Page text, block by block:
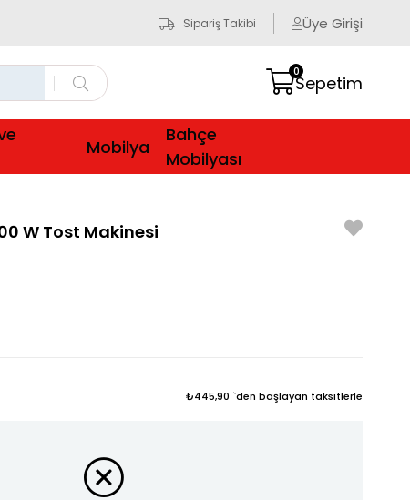
Sipariş Takibi Üye Girişi
Sepetim
0
Mobilya
Bahçe
Mobilyası
W Tost Makinesi
₺445,90 `den başlayan taksitlerle